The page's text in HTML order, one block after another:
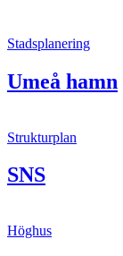
Stadsplanering
Umeå hamn
Strukturplan
SNS
Höghus